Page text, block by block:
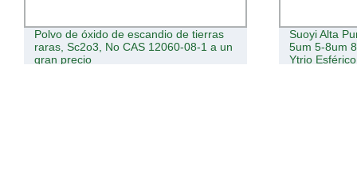
Polvo de óxido de escandio de tierras
raras, Sc2o3, No CAS 12060-08-1 a un
gran precio
Suoyi Alta
5um 5-8um
Ytrio